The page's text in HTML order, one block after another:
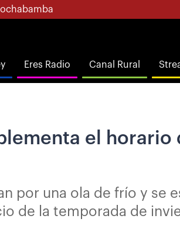
Eres Radio Canal Rural
el horario
por una ola de frío y se
de la temporada de